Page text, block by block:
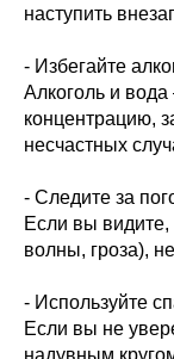
наступить
- Избегайте
Алкоголь и
концентрацию,
несчастных
- Следите за
Если вы видите,
волны, гроза),
- Используйте
Если вы не
надувным